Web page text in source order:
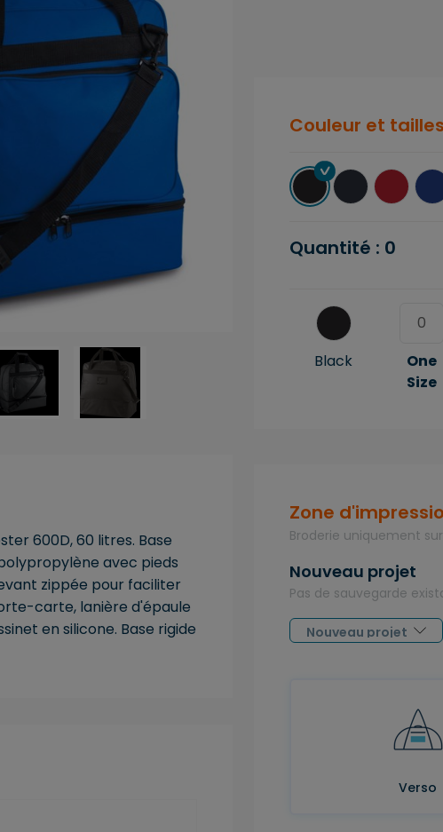
600D, 60 litres. Base
avec pieds
zippée pour faciliter
carte, lanière d'épaule
en silicone. Base rigide
Couleur et tailles
Quantité : 0
Black
One
Size
Zone
Broderie uniquement
Nouveau projet
Pas de sauvegarde
Verso